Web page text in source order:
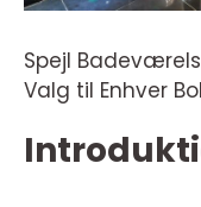
Spejl
Valg til Enhver